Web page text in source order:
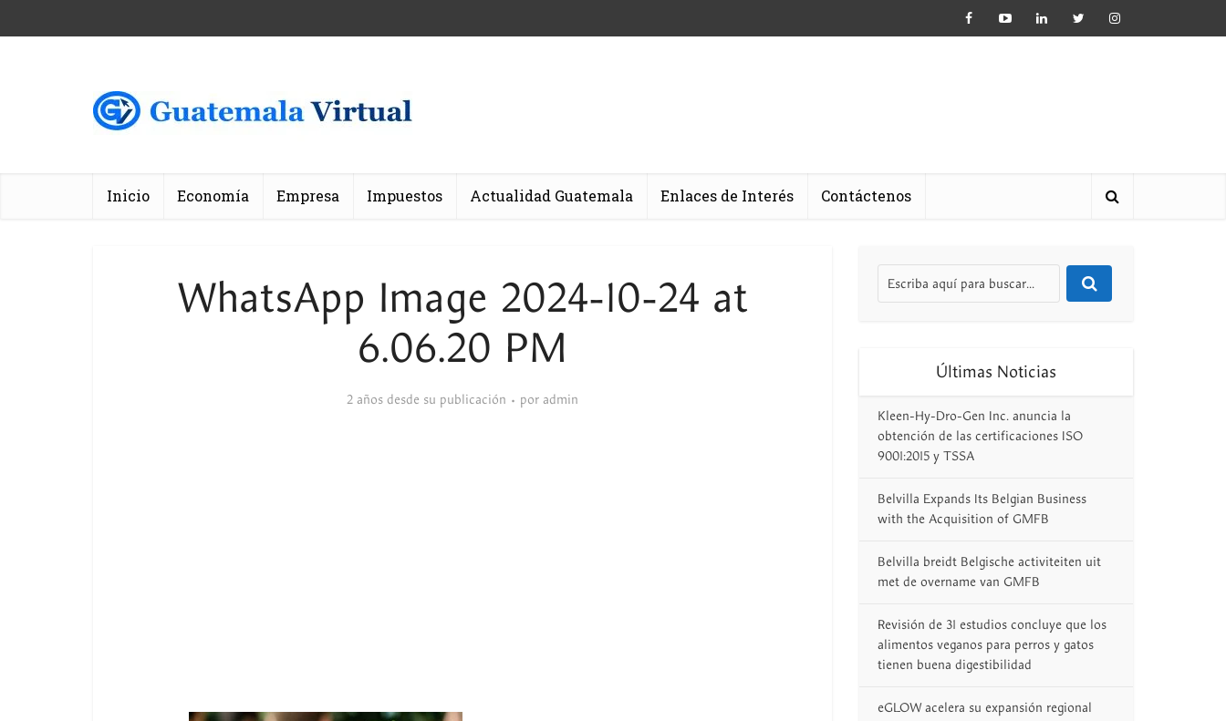
Inicio Economía Empresa Impuestos Actualidad Guatemala Enlaces de Interés Contáctenos
WhatsApp Image 2024-10-24 at
6.06.20 PM
2 años desde su publicación por admin
Últimas Noticias
Kleen-Hy-Dro-Gen Inc. anuncia la
obtención de las certificaciones ISO
9001:2015 y TSSA
Belvilla Expands Its Belgian Business
with the Acquisition of GMFB
Belvilla breidt Belgische activiteiten uit
met de overname van GMFB
Revisión de 31 estudios concluye que los
alimentos veganos para perros y gatos
tienen buena digestibilidad
eGLOW acelera su expansión regional